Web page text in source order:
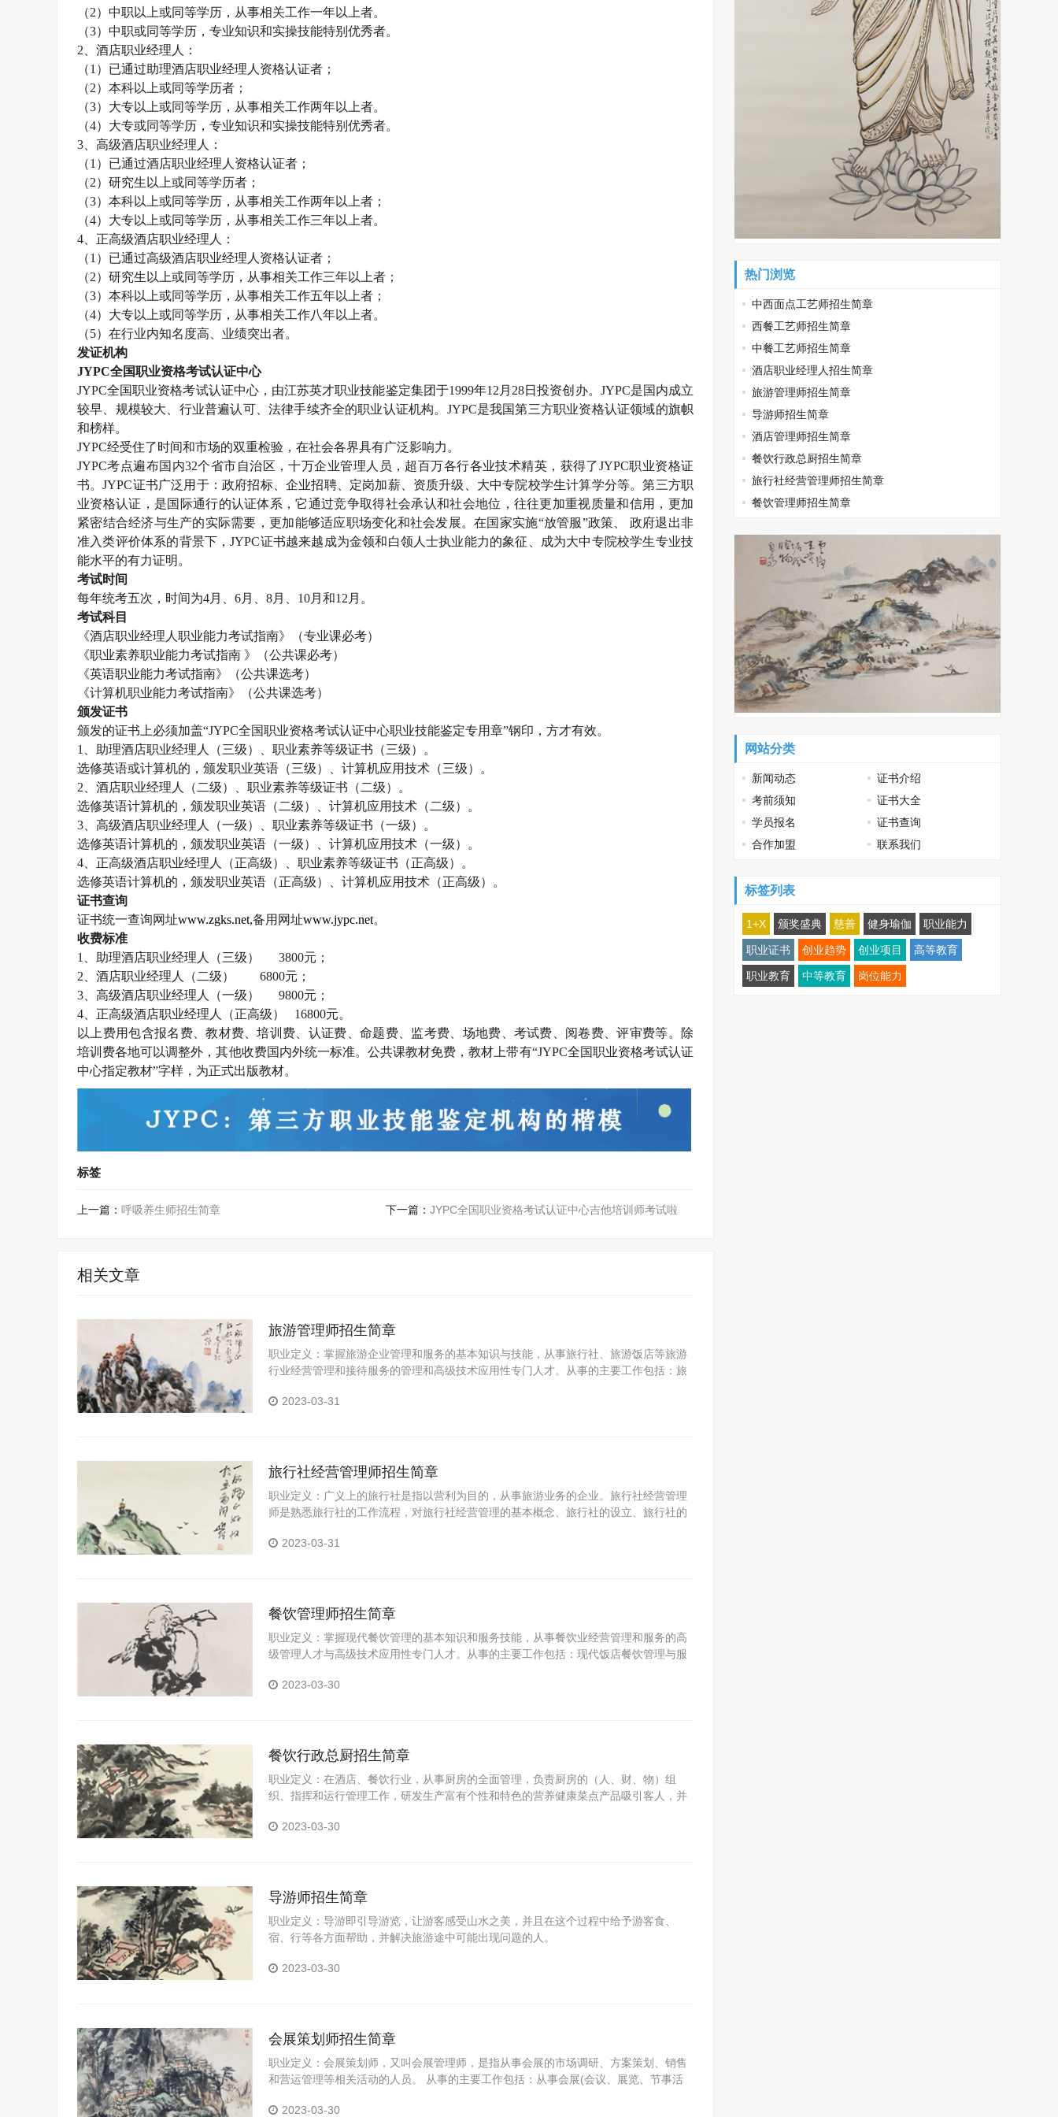
（2）中职以上或同等学历，从事相关工作一年以上者。
（3）中职或同等学历，专业知识和实操技能特别优秀者。
2 、酒店职业经理人：
（1 ）已通过助理酒店职业经理人资格认证者；
（2）本科以上或同等学历者；
（3）大专以上或同等学历，从事相关工作两年以上者。
（4）大专或同等学历，专业知识和实操技能特别优秀者。
3 、高级酒店职业经理人：
（1 ）已通过酒店职业经理人资格认证者；
（2）研究生以上或同等学历者；
（3）本科以上或同等学历，从事相关工作两年以上者；
（4）大专以上或同等学历，从事相关工作三年以上者。
4 、正高级酒店职业经理人：
（1 ）已通过高级酒店职业经理人资格认证者；
（2）研究生以上或同等学历，从事相关工作三年以上者；
（3）本科以上或同等学历，从事相关工作五年以上者；
（4）大专以上或同等学历，从事相关工作八年以上者。
（5）在行业内知名度高、业绩突出者。
发证机构
JYPC全国职业资格考试认证中心
JYPC全国职业资格考试认证中心，由江苏英才职业技能鉴定集团于1999年12 月 28日投资创办。 JYPC是国内成立
较早、规模较大、行业普遍认可、法律手续齐全的职业认证机构。 JYPC是我国第三方职业资格认证领域的旗帜
和榜样。
JYPC经受住了时间和市场的双重检验，在社会各界具有广泛影响力。
JYPC考点遍布国内32个省市自治区，十万企业管理人员，超百万各行各业技术精英，获得了JYPC职业资格证
书。JYPC证书广泛用于：政府招标、企业招聘、定岗加薪、资质升级、大中专院校学生计算学分等。第三方职
业资格认证，是国际通行的认证体系，它通过竞争取得社会承认和社会地位，往往更加重视质量和信用，更加
紧密结合经济与生产的实际需要，更加能够适应职场变化和社会发展。在国家实施“放管服”政策、 政府退出非
准入类评价体系的背景下，JYPC证书越来越成为金领和白领人士执业能力的象征、成为大中专院校学生专业技
能水平的有力证明。
考试时间
每年统考五次，时间为4月、 6月、 8月、 10月和12 月。
考试科目
《酒店职业经理人职业能力考试指南》（专业课必考）
《职业素养职业能力考试指南 》（公共课必考）
《英语职业能力考试指南》（公共课选考）
《计算机职业能力考试指南》（公共课选考）
颁发证书
颁发的证书上必须加盖“JYPC全国职业资格考试认证中心职业技能鉴定专用章”钢印，方才有效。
1
、助理酒店职业经理人（三级）、职业素养等级证书（三级）。
选修英语或计算机的，颁发职业英语（三级）、计算机应用技术（三级）。
2 、酒店职业经理人（二级）、职业素养等级证书（二级）。
选修英语计算机的，颁发职业英语（二级）、计算机应用技术（二级）。
3 、高级酒店职业经理人（一级）、职业素养等级证书（一级）。
选修英语计算机的，颁发职业英语（一级）、计算机应用技术（一级）。
4 、正高级酒店职业经理人（正高级）、职业素养等级证书（正高级）。
选修英语计算机的，颁发职业英语（正高级）、计算机应用技术（正高级）。
证书查询
证书统一查询网址www.zgks.net,备用网址www.jypc.net。
收费标准
1
、助理酒店职业经理人（三级） 3800元；
2 、酒店职业经理人（二级） 6800元；
3 、高级酒店职业经理人（一级） 9800元；
4 、正高级酒店职业经理人（正高级） 16800元。
以上费用包含报名费、教材费、培训费、认证费、命题费、监考费、场地费、考试费、阅卷费、评审费等。除
培训费各地可以调整外，其他收费国内外统一标准。公共课教材免费，教材上带有“JYPC全国职业资格考试认证
中心指定教材”字样，为正式出版教材。
标签
上一篇： 呼吸养生师招生简章 下一篇： JYPC全国职业资格考试认证中心吉他培训师考试啦
相关文章
旅游管理师招生简章
职业定义：掌握旅游企业管理和服务的基本知识与技能，从事旅行社、旅游饭店等旅游
行业经营管理和接待服务的管理和高级技术应用性专门人才。从事的主要工作包括：旅
2023-03-31
旅行社经营管理师招生简章
职业定义：广义上的旅行社是指以营利为目的，从事旅游业务的企业。旅行社经营管理
师是熟悉旅行社的工作流程，对旅行社经营管理的基本概念、旅行社的设立、旅行社的
营管理人员。
2023-03-31
餐饮管理师招生简章
职业定义：掌握现代餐饮管理的基本知识和服务技能，从事餐饮业经营管理和服务的高
级管理人才与高级技术应用性专门人才。从事的主要工作包括：现代饭店餐饮管理与服
2023-03-30
餐饮行政总厨招生简章
职业定义：在酒店、餐饮行业，从事厨房的全面管理，负责厨房的（人、财、物）组
织、指挥和运行管理工作，研发生产富有个性和特色的营养健康菜点产品吸引客人，并
员；或具备上述职业能力的旅游酒店行业管理人员。
2023-03-30
导游师招生简章
职业定义：导游即引导游览，让游客感受山水之美，并且在这个过程中给予游客食、
宿、行等各方面帮助，并解决旅游途中可能出现问题的人。
2023-03-30
会展策划师招生简章
职业定义：会展策划师，又叫会展管理师，是指从事会展的市场调研、方案策划、销售
和营运管理等相关活动的人员。 从事的主要工作包括：从事会展(会议、展览、节事活
算和运营管理等方案的策划；从事会展项目的销售；从事会展的现场运营管理。可在会
2023-03-30
热门浏览
中西面点工艺师招生简章
西餐工艺师招生简章
中餐工艺师招生简章
酒店职业经理人招生简章
旅游管理师招生简章
导游师招生简章
酒店管理师招生简章
餐饮行政总厨招生简章
旅行社经营管理师招生简章
餐饮管理师招生简章
网站分类
新闻动态
证书介绍
考前须知
证书大全
学员报名
证书查询
合作加盟
联系我们
标签列表
1+X 颁奖盛典 慈善 健身瑜伽 职业能力
职业证书 创业趋势 创业项目 高等教育
职业教育 中等教育 岗位能力